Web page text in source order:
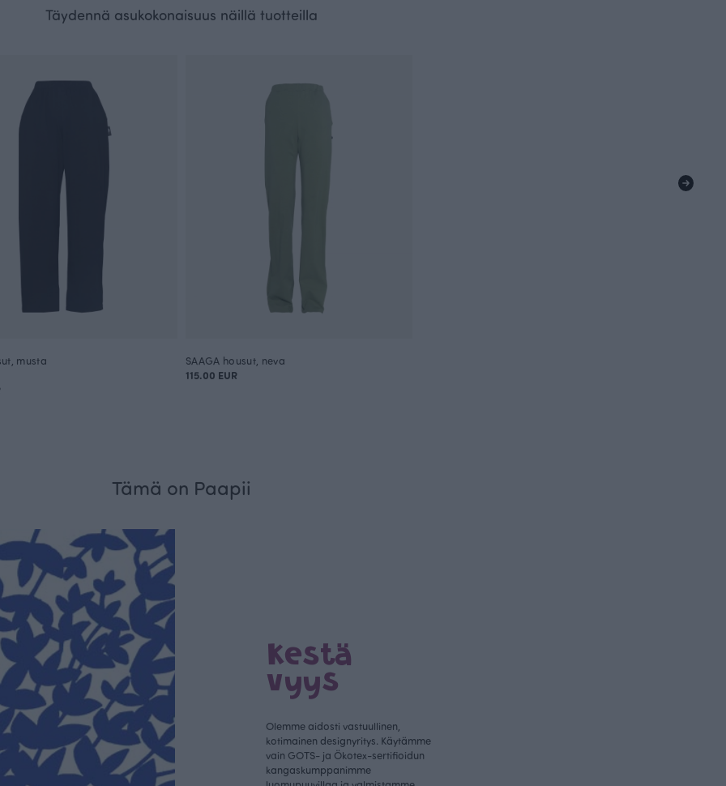
Täydennä asukokonaisuus näillä tuotteilla
musta
SAAGA housut, neva
115.00 EUR
Tämä on Paapii
Kestä
vyys
Olemme aidosti vastuullinen,
kotimainen designyritys. Käytämme
vain GOTS- ja Ökotex-sertifioidun
kangaskumppanimme